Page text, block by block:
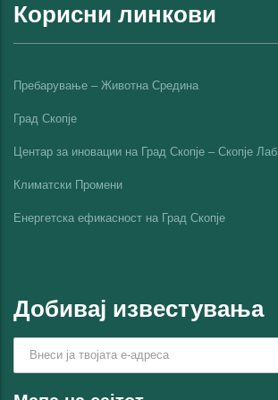
Корисни линкови
Пребарување – Животна Средина
Град Скопје
Центар за иновации на Град Скопје – Скопје Лаб
Климатски Промени
Енергетска ефикасност на Град Скопјe
Добивај известувања